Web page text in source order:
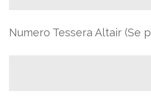
Numero Tessera Altair (Se